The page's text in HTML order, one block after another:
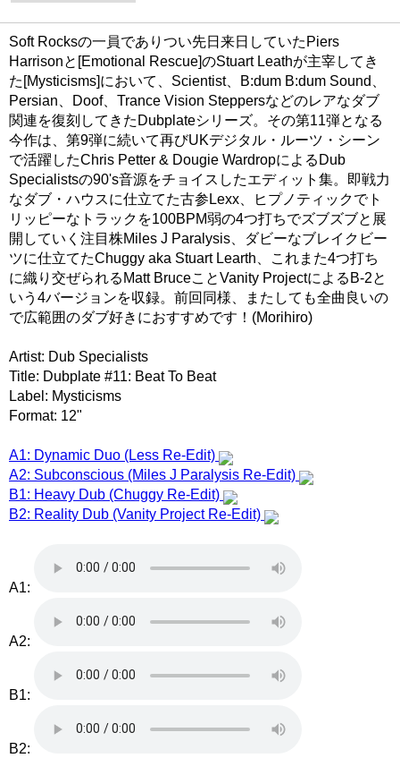
Soft Rocksの一員でありつい先日来日していたPiers
Harrisonと[Emotional Rescue]のStuart Leathが主宰してき
た[Mysticisms]において、Scientist、B:dum B:dum Sound、
Persian、Doof、Trance Vision Steppersなどのレアなダブ
関連を復刻してきたDubplateシリーズ。その第11弾となる
今作は、第9弾に続いて再びUKデジタル・ルーツ・シーン
で活躍したChris Petter & Dougie WardropによるDub
Specialistsの90's音源をチョイスしたエディット集。即戦力
なダブ・ハウスに仕立てた古参Lexx、ヒプノティックでト
リッピーなトラックを100BPM弱の4つ打ちでズブズブと展
開していく注目株Miles J Paralysis、ダビーなブレイクビー
ツに仕立てたChuggy aka Stuart Learth、これまた4つ打ち
に織り交ぜられるMatt BruceことVanity ProjectによるB-2と
いう4バージョンを収録。前回同様、またしても全曲良いの
で広範囲のダブ好きにおすすめです！(Morihiro)
Artist: Dub Specialists
Title: Dubplate #11: Beat To Beat
Label: Mysticisms
Format: 12"
A1: Dynamic Duo (Less Re-Edit)
A2: Subconscious (Miles J Paralysis Re-Edit)
B1: Heavy Dub (Chuggy Re-Edit)
B2: Reality Dub (Vanity Project Re-Edit)
A1:
A2:
B1:
B2: